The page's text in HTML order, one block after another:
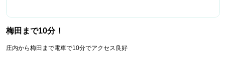
梅田まで10分！
庄内から梅田まで電車で10分でアクセス良好